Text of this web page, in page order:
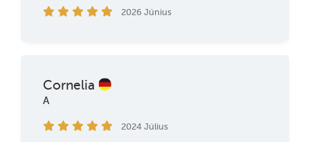
2026 Június
Cornelia
A
2024 Július